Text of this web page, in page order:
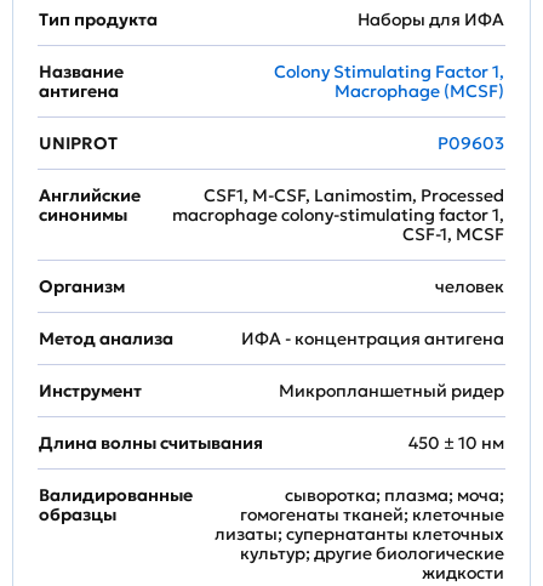
Тип продукта Наборы для ИФА
Название
антигена
Colony Stimulating Factor 1,
Macrophage (MCSF)
UNIPROT P09603
Английские
синонимы
CSF1, M-CSF, Lanimostim, Processed
macrophage colony-stimulating factor 1,
CSF-1, MCSF
Организм человек
Метод анализа ИФА - концентрация антигена
Инструмент Микропланшетный ридер
Длина волны считывания 450 ± 10 нм
Валидированные
образцы
сыворотка; плазма; моча;
гомогенаты тканей; клеточные
лизаты; супернатанты клеточных
культур; другие биологические
жидкости